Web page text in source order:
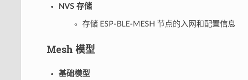
NVS 存储
存储 ESP-BLE-MESH 节点的入网和配置信息
Mesh 模型
基础模型